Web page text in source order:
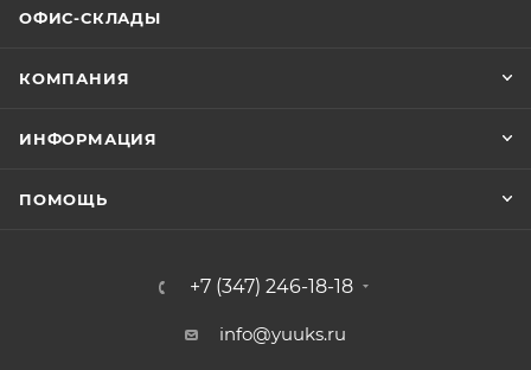
ОФИС-СКЛАДЫ
КОМПАНИЯ
ИНФОРМАЦИЯ
ПОМОЩЬ
+7 (347) 246-18-18
info@yuuks.ru